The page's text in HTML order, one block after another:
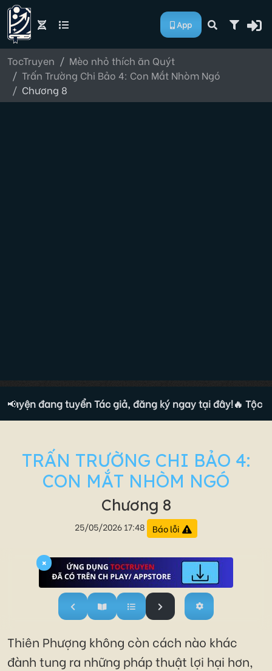
App
TocTruyen
Mèo nhỏ thích ăn Quýt
Trấn Trường Chi Bảo 4: Con Mắt Nhòm Ngó
Chương 8
📢 đang tuyển Tác giả, đăng ký ngay tại đây!🔥 Tộc
TRẤN TRƯỜNG CHI BẢO 4:
CON MẮT NHÒM NGÓ
Chương 8
25/05/2026 17:48 Báo lỗi
×
Thiên Phượng không còn cách nào khác
đành tung ra những pháp thuật lợi hại hơn,